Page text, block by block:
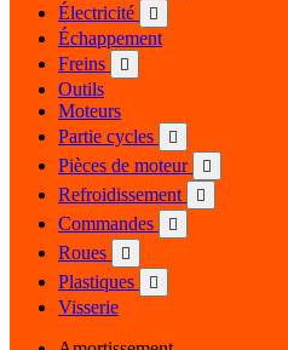
Électricité 
Échappement
Freins

Outils
Moteurs
Partie cycles

Pièces de moteur 
Refroidissement 
Commandes 
Roues 
Plastiques 
Visserie